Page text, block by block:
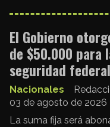
El Gobierno
de $50.000 para
seguridad
Nacionales
03 de agosto de 2026
La suma fija será